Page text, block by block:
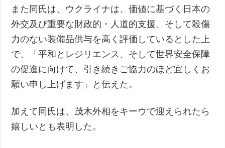
また同氏は、ウクライナは、価値に基づく日本の
外交及び重要な財政的・人道的支援、そして殺傷
力のない装備品供与を高く評価しているとした上
で、「平和とレジリエンス、そして世界安全保障
の促進に向けて、引き続きご協力のほど宜しくお
願い申し上げます」と伝えた。
加えて同氏は、茂木外相をキーウで迎えられたら
嬉しいとも表明した。